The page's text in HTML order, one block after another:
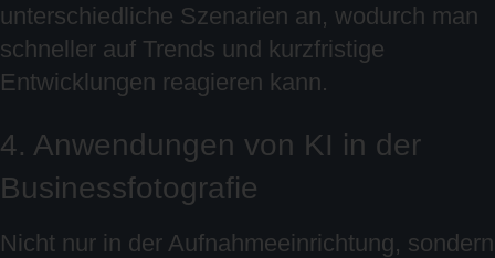
unterschiedliche Szenarien an, wodurch man
schneller auf Trends und kurzfristige
Entwicklungen reagieren kann.
4. Anwendungen von KI in der
Businessfotografie
Nicht nur in der Aufnahmeeinrichtung, sondern